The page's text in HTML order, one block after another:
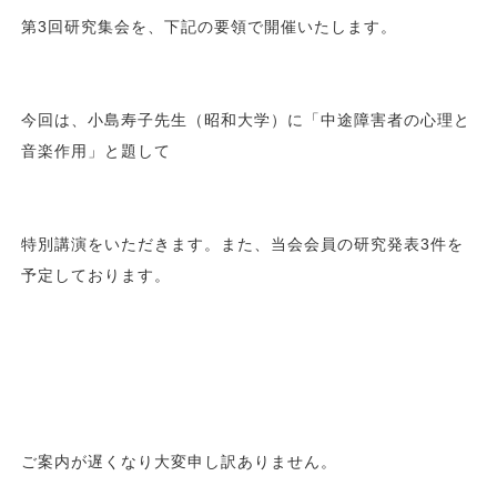
第3回研究集会を、下記の要領で開催いたします。
今回は、小島寿子先生（昭和大学）に「中途障害者の心理と
音楽作用」と題して
特別講演をいただきます。また、当会会員の研究発表3件を
予定しております。
ご案内が遅くなり大変申し訳ありません。